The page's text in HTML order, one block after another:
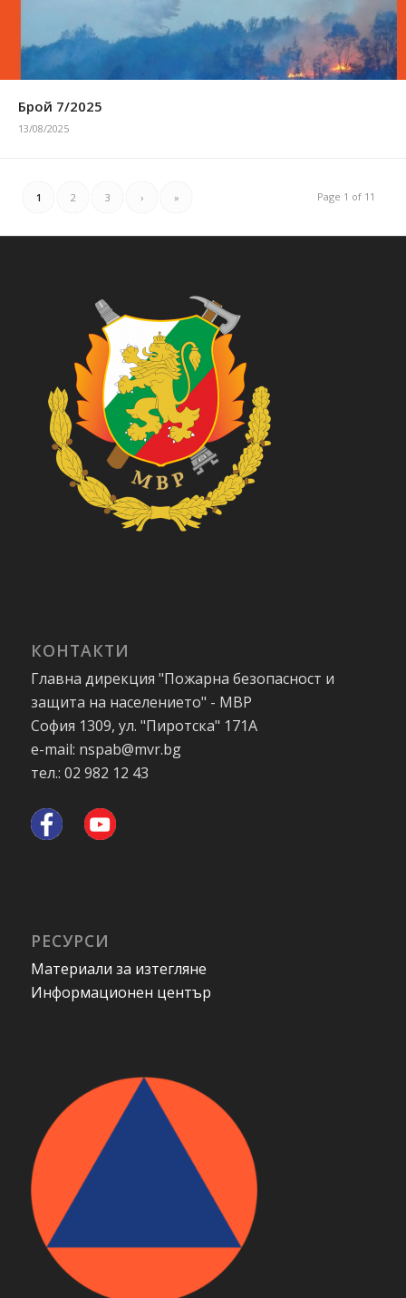
Брой 7/2025
13/08/2025
Page 1 of 11
1 2 3 › »
КОНТАКТИ
Главна дирекция "Пожарна безопасност и
защита на населението" - МВР
София 1309, ул. "Пиротска" 171А
e-mail: nspab@mvr.bg
тел.: 02 982 12 43
РЕСУРСИ
Материали за изтегляне
Информационен център